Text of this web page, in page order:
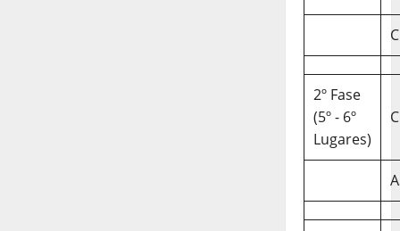
2º Fase
(5º - 6º
Lugares)